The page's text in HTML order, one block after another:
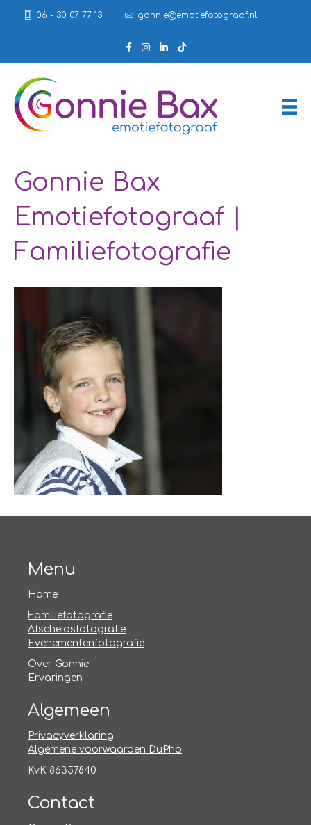
06 - 30 07 77 13 gonnie@emotiefotograaf.nl
Gonnie Bax
Emotiefotograaf |
Familiefotografie
Menu
Home
Familiefotografie
Afscheidsfotografie
Evenementenfotografie
Over Gonnie
Ervaringen
Algemeen
Privacyverklaring
Algemene voorwaarden DuPho
KvK 86357840
Contact